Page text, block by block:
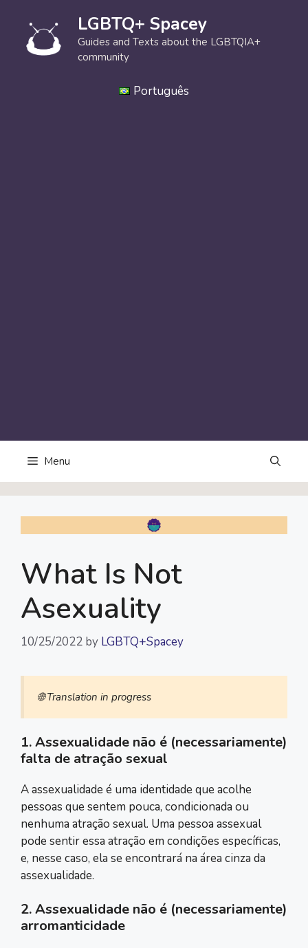
content
LGBTQ+ Spacey
Guides and Texts about the LGBTQIA+
community
Português
Menu
What Is Not
Asexuality
10/25/2022 by LGBTQ+Spacey
🌐 Translation in progress
1. Assexualidade não é (necessariamente)
falta de atração sexual
A assexualidade é uma identidade que acolhe
pessoas que sentem pouca, condicionada ou
nenhuma atração sexual. Uma pessoa assexual
pode sentir essa atração em condições específicas,
e, nesse caso, ela se encontrará na área cinza da
assexualidade.
2. Assexualidade não é (necessariamente)
arromanticidade